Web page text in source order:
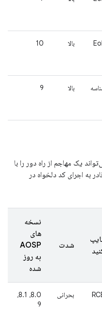
بالا 10
بالا 9
یک مهاجم از راه دور را با
به اجرای کد دلخواه در
شدت
نسخه
های
AOSP
به روز
شده
بحرانی
8.0، 8.1،
9